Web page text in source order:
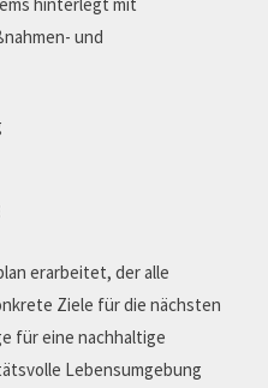
und
erarbeitet, der alle
Ziele für die nächsten
für eine nachhaltige
Lebensumgebung